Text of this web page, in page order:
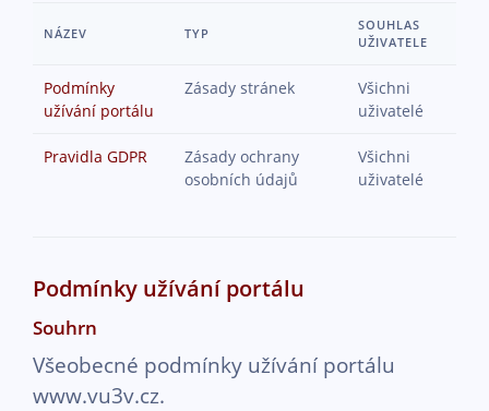
NÁZEV TYP
SOUHLAS
UŽIVATELE
Podmínky
užívání portálu
Zásady stránek
Všichni
uživatelé
Pravidla GDPR
Zásady ochrany
osobních údajů
Všichni
uživatelé
Podmínky užívání portálu
Souhrn
Všeobecné podmínky užívání portálu
www.vu3v.cz.